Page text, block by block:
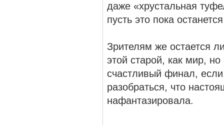
даже «хрустальная
пусть это пока
Зрителям же остается
этой старой, как мир,
счастливый финал,
разобраться, что
нафантазировала.